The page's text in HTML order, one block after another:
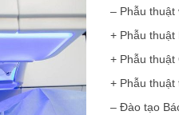
– Phẫu thuật
+ Phẫu thuật
+ Phẫu thuật
+ Phẫu
– Đào tạo